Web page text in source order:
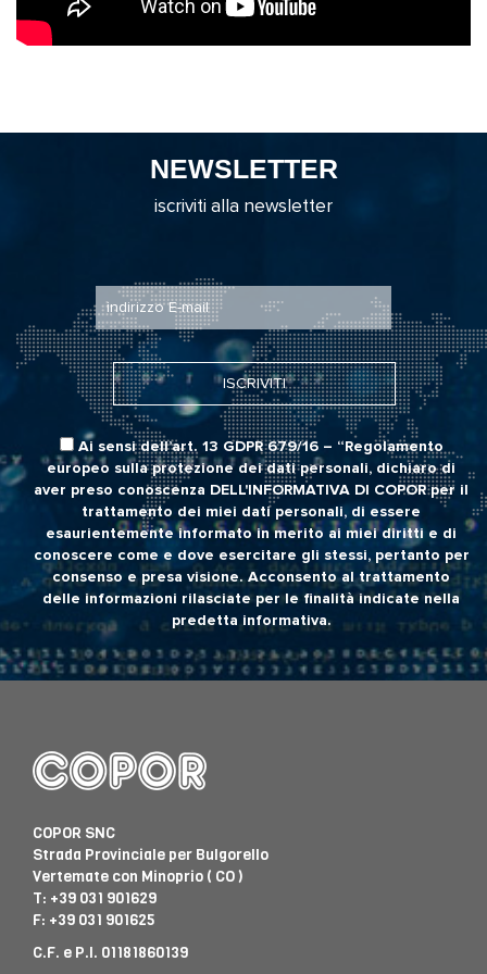
NEWSLETTER
iscriviti alla newsletter
Ai sensi dell’art. 13 GDPR 679/16 – “Regolamento
europeo sulla protezione dei dati personali, dichiaro di
aver preso conoscenza DELL'INFORMATIVA DI COPORper il
trattamento dei miei dati personali, di essere
esaurientemente informato in merito ai miei diritti e di
conoscere come e dove esercitare gli stessi, pertanto per
consenso e presa visione. Acconsento al trattamento
delle informazioni rilasciate per le finalità indicate nella
predetta informativa.
COPOR SNC
Strada Provinciale per Bulgorello
Vertemate con Minoprio ( CO )
T: +39 031 901629
F: +39 031 901625
C.F. e P.I. 01181860139